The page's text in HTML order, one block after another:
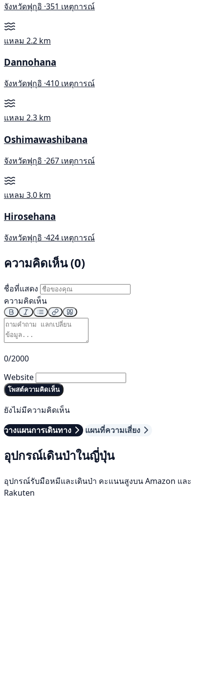
จังหวัดฟุกุอิ ·351 เหตุการณ์
แหลม 2.2 km
Dannohana
จังหวัดฟุกุอิ ·410 เหตุการณ์
แหลม 2.3 km
Oshimawashibana
จังหวัดฟุกุอิ ·267 เหตุการณ์
แหลม 3.0 km
Hirosehana
จังหวัดฟุกุอิ ·424 เหตุการณ์
ความคิดเห็น (0)
ชื่อที่แสดง
ความคิดเห็น
0/2000
Website
โพสต์ความคิดเห็น
ยังไม่มีความคิดเห็น
วางแผนการเดินทาง
แผนที่ความเสี่ยง
อุปกรณ์เดินป่าในญี่ปุ่น
อุปกรณ์รับมือหมีและเดินป่า คะแนนสูงบน Amazon และ
Rakuten